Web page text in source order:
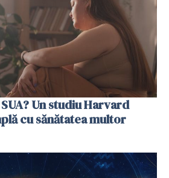
Un studiu Harvard
cu sănătatea multor